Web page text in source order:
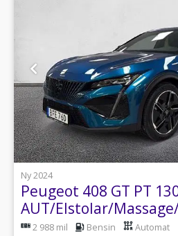
1
Ny 2024
Peugeot 408 GT PT
AUT/Elstolar/
Räntekampanj*
2 988 mil Bensin Automat